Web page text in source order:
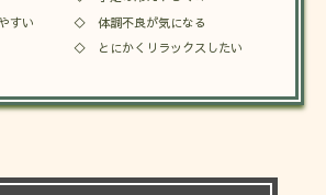
すい
◇ 体調不良が気になる
◇ とにかくリラックスしたい